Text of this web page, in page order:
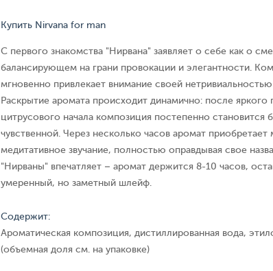
Купить Nirvana for man
С первого знакомства "Нирвана" заявляет о себе как о
балансирующем на грани провокации и элегантности.
мгновенно привлекает внимание своей
Раскрытие аромата происходит динамично: после яркого
цитрусового начала композиция постепенно становится
чувственной. Через несколько часов аромат приобретает
медитативное звучание, полностью оправдывая свое
"Нирваны" впечатляет – аромат держится 8-10 часов,
умеренный, но заметный шлейф.
Содержит:
Ароматическая композиция, дистиллированная вода,
(объемная доля см. на упаковке)